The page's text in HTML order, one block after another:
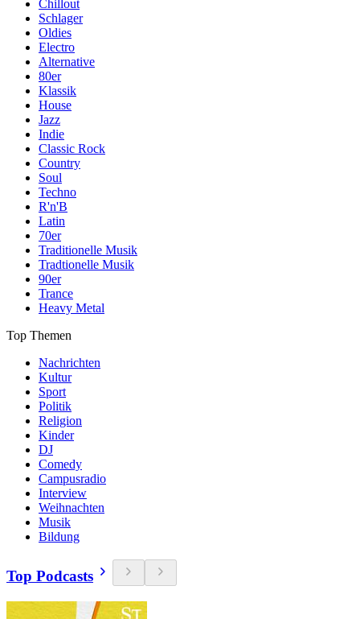
Chillout
Schlager
Oldies
Electro
Alternative
80er
Klassik
House
Jazz
Indie
Classic Rock
Country
Soul
Techno
R'n'B
Latin
70er
Traditionelle Musik
Tradtionelle Musik
90er
Trance
Heavy Metal
Top Themen
Nachrichten
Kultur
Sport
Politik
Religion
Kinder
DJ
Comedy
Campusradio
Interview
Weihnachten
Musik
Bildung
Top Podcasts